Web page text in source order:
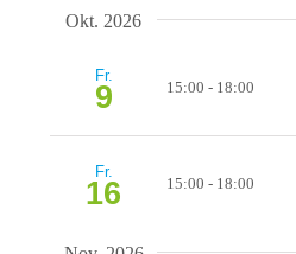
Okt. 2026
Fr.
9 15:00 - 18:00
Fr.
16 15:00 - 18:00